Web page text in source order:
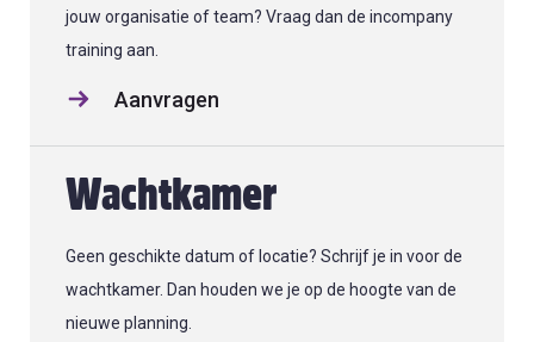
jouw organisatie of team? Vraag dan de incompany
training aan.
Aanvragen
Wachtkamer
Geen geschikte datum of locatie? Schrijf je in voor de
wachtkamer. Dan houden we je op de hoogte van de
nieuwe planning.